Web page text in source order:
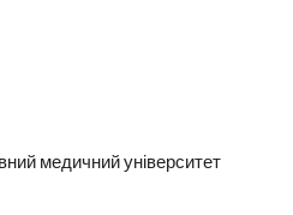
медичний університет